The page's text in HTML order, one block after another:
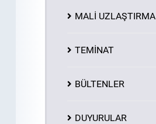
MALİ UZLAŞTIRMA
TEMİNAT
BÜLTENLER
DUYURULAR